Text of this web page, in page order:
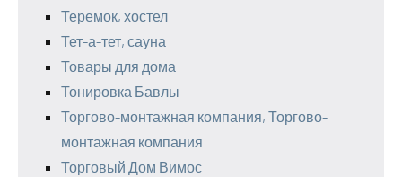
Теремок, хостел
Тет-а-тет, сауна
Товары для дома
Тонировка Бавлы
Торгово-монтажная компания, Торгово-
монтажная компания
Торговый Дом Вимос